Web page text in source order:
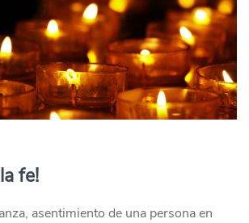
fe!
asentimiento de una persona en